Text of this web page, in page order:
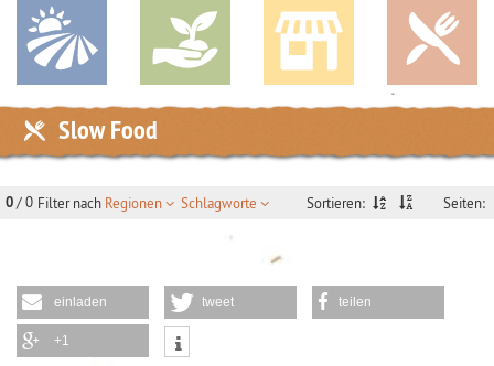
Slow Food
0/ 0 Filter nach Regionen Schlagworte Sortieren: Seiten:
einladen tweet teilen
+1